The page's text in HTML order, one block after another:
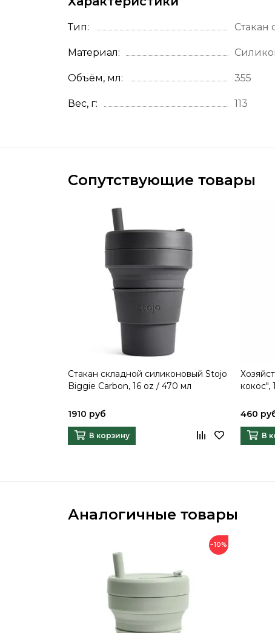
Тип Стакан
Материал
Объём, мл 355
Вес, г 113
Сопутствующие товары
Стакан складной силиконовый Stojo
Biggie Carbon, 16 oz / 470 мл
1910 руб
В корзину
кокос",
460
В
Аналогичные товары
−10%